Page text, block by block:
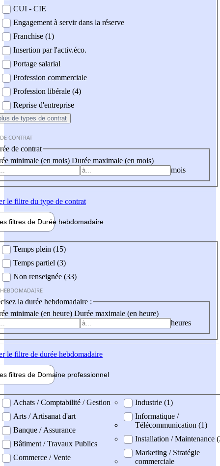
CUI - CIE
Engagement à servir dans la réserve
Franchise (1)
Insertion par l'activ.éco.
Portage salarial
Profession commerciale
Profession libérale (4)
Reprise d'entreprise
de types de contrat
CONTRAT
de contrat
minimale (en mois) Durée maximale (en mois)
mois
le filtre du type de contrat
filtres de Durée hebdomadaire
Temps plein (15)
Temps partiel (3)
Non renseignée (33)
la durée hebdomadaire :
minimale (en heure) Durée maximale (en heure)
heures
le filtre de durée hebdomadaire
filtres de Domaine professionnel
professionel
Achats / Comptabilité / Gestion
Arts / Artisanat d'art
Banque / Assurance
Bâtiment / Travaux Publics
Commerce / Vente
Industrie (1)
Informatique /
Télécommunication (1)
Installation / Maintenance
Marketing / Stratégie
commerciale